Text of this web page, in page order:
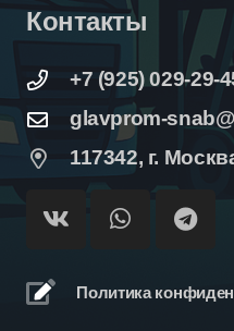
Контакты
+7 (925) 029-29-
glavprom-
117342, г.
Политика